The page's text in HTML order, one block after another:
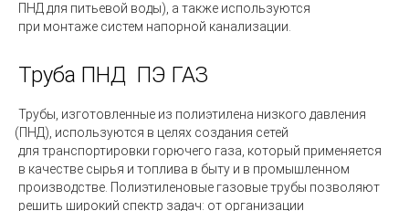
ПНД для питьевой воды), а также используются
при монтаже систем напорной канализации.
Труба ПНД ПЭ ГАЗ
Трубы, изготовленные из полиэтилена низкого давления
(ПНД), используются в целях создания сетей
для транспортировки горючего газа, который применяется
в качестве сырья и топлива в быту и в промышленном
производстве. Полиэтиленовые газовые трубы позволяют
решить широкий спектр задач: от организации